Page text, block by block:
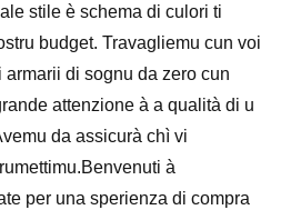
stile è schema di culori ti
budget. Travagliemu cun voi
armarii di sognu da zero cun
attenzione à a qualità di u
da assicurà chì vi
à
per una sperienza di compra